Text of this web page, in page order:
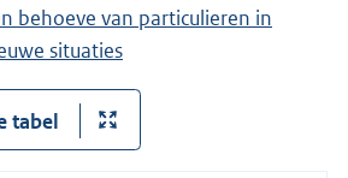
behoeve van particulieren in
situaties
tabel